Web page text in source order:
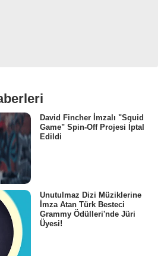
David Fincher İmzalı "Squid
Game" Spin-Off Projesi İptal
Edildi
Unutulmaz Dizi Müziklerine
İmza Atan Türk Besteci
Grammy Ödülleri'nde Jüri
Üyesi!